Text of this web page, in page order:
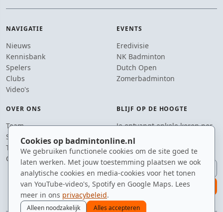
Cookies op badmintonline.nl
We gebruiken functionele cookies om de site goed te
laten werken. Met jouw toestemming plaatsen we ook
analytische cookies en media-cookies voor het tonen
van YouTube-video's, Spotify en Google Maps. Lees
meer in ons privacybeleid.
Alleen noodzakelijk Alles accepteren
NAVIGATIE
Nieuws
Kennisbank
Spelers
Clubs
Video's
EVENTS
Eredivisie
NK Badminton
Dutch Open
Zomerbadminton
OVER ONS
Team
Supporters
Tip de redactie
Contact
BLIJF OP DE HOOGTE
Je ontvangt enkele keren per
jaar een e-mail met het
laatste badmintonnieuws.
E-mailadres
aanmelden